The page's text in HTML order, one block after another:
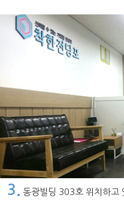
3. 동광빌딩 303호 위치하고